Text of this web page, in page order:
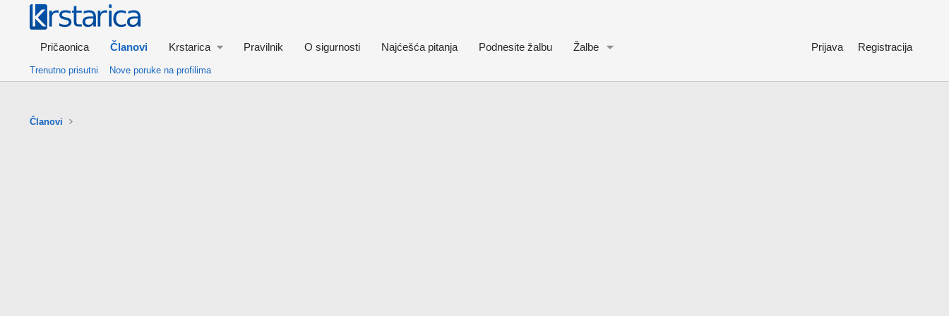
Pričaonica Članovi Krstarica Pravilnik O sigurnosti Najćešća pitanja Podnesite žalbu Žalbe Prijava Registracija
Trenutno prisutni Nove poruke na profilima
Članovi